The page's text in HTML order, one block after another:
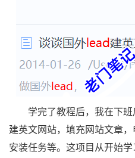
学完了教程后，我在下班
建英文网站，填充网站文章
安装任务等。这项目从开始